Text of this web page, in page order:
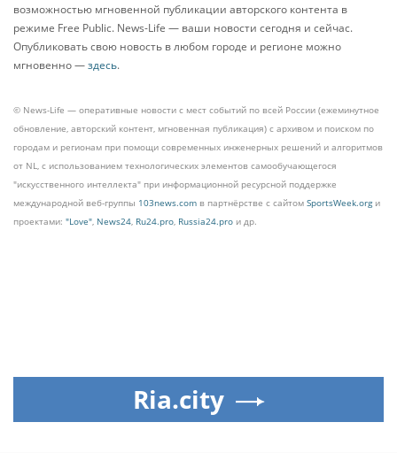
возможностью мгновенной публикации авторского контента в
режиме Free Public. News-Life — ваши новости сегодня и сейчас.
Опубликовать свою новость в любом городе и регионе можно
мгновенно —здесь.
© News-Life — оперативные новости с мест событий по всей России (ежеминутное
обновление, авторский контент, мгновенная публикация) с архивом и поиском по
городам и регионам при помощи современных инженерных решений и алгоритмов
от NL, с использованием технологических элементов самообучающегося
"искусственного интеллекта" при информационной ресурсной поддержке
международной веб-группы 103news.com в партнёрстве с сайтом SportsWeek.orgи
проектами: "Love", News24, Ru24.pro, Russia24.pro и др.
Ria.city